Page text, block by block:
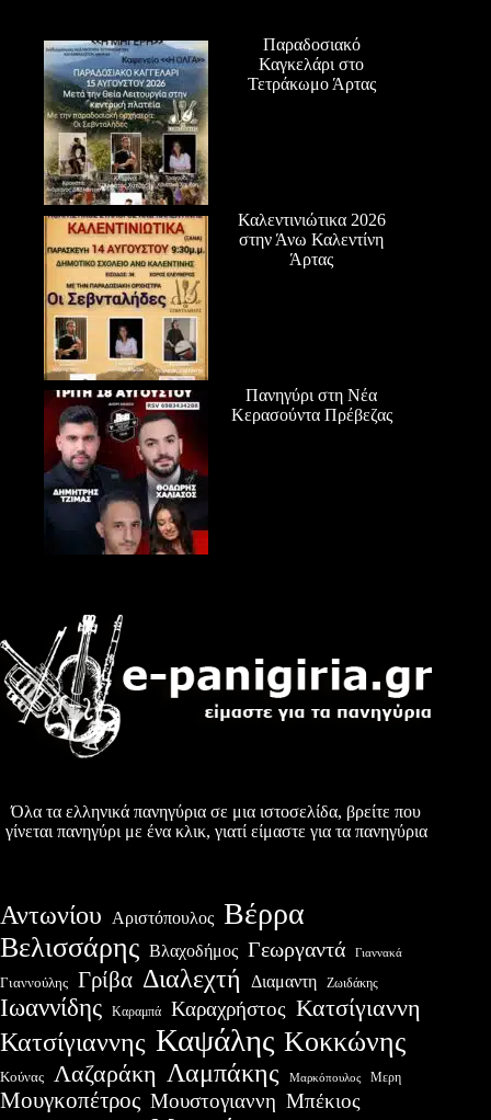
Παραδοσιακό
Καγκελάρι στο
Τετράκωμο Άρτας
Καλεντινιώτικα 2026
στην Άνω Καλεντίνη
Άρτας
Πανηγύρι στη Νέα
Κερασούντα Πρέβεζας
Όλα τα ελληνικά πανηγύρια σε μια ιστοσελίδα, βρείτε που
γίνεται πανηγύρι με ένα κλικ, γιατί είμαστε για τα πανηγύρια
Αντωνίου Αριστόπουλος Βέρρα
Βελισσάρης Βλαχοδήμος Γεωργαντά Γιαννακά
Γιαννούλης Γρίβα Διαλεχτή Διαμαντη Ζωιδάκης
Ιωαννίδης Καραμπά Καραχρήστος Κατσίγιαννη
Κατσίγιαννης Καψάλης Κοκκώνης
Κούνας Λαζαράκη Λαμπάκης Μαρκόπουλος Μερη
Μουγκοπέτρος Μουστογιαννη Μπέκιος